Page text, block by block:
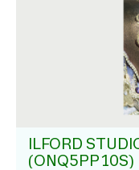
ILFORD
(ONQ5PP10S)